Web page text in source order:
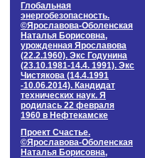
Глобальная
энергобезопасность.
©Ярославова-Оболенская
Наталья Борисовна,
урожденная Ярославова
(22.2.1960). Экс Годунина
(23.10.1981-14.4. 1991). Экс
Чистякова (14.4.1991
-10.06.2014). Кандидат
технических наук. Я
родилась 22 февраля
1960 в Нефтекамске
Проект Счастье.
©Ярославова-Оболенская
Наталья Борисовна,